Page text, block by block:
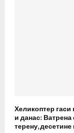
Хеликоптер
и данас:
терену,